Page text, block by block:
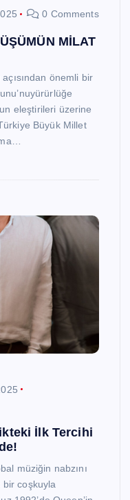
0 Comments
MİLAT
önemli bir
eleştirileri üzerine
Büyük Millet
İlk Tercihi
müziğin nabzını
bir coşkuyla